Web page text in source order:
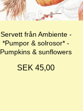
Servett från Ambiente -
*Pumpor & solrosor* -
Pumpkins & sunflowers
SEK 45,00